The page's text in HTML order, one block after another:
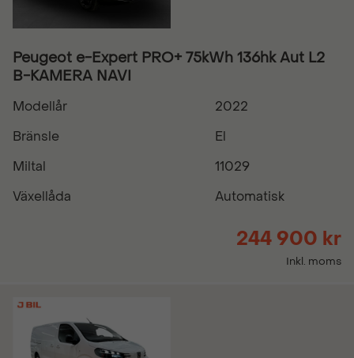
Peugeot e-Expert PRO+ 75kWh 136hk Aut L2
B-KAMERA NAVI
Modellår
2022
Bränsle
El
Miltal
11029
Växellåda
Automatisk
244 900 kr
Inkl. moms